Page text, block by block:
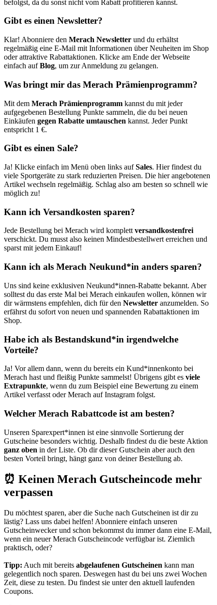
befolgst, da du sonst nicht vom Rabatt profitieren kannst.
Gibt es einen Newsletter?
Klar! Abonniere den Merach Newsletter und du erhältst
regelmäßig eine E-Mail mit Informationen über Neuheiten im Shop
oder attraktive Rabattaktionen. Klicke am Ende der Webseite
einfach aufBlog, um zur Anmeldung zu gelangen.
Was bringt mir das Merach Prämienprogramm?
Mit dem Merach Prämienprogramm kannst du mit jeder
aufgegebenen Bestellung Punkte sammeln, die du bei neuen
Einkäufen gegen Rabatte umtauschen kannst. Jeder Punkt
entspricht 1 €.
Gibt es einen Sale?
Ja! Klicke einfach im Menü oben links aufSales. Hier findest du
viele Sportgeräte zu stark reduzierten Preisen. Die hier angebotenen
Artikel wechseln regelmäßig. Schlag also am besten so schnell wie
möglich zu!
Kann ich Versandkosten sparen?
Jede Bestellung bei Merach wird komplett versandkostenfrei
verschickt. Du musst also keinen Mindestbestellwert erreichen und
sparst mit jedem Einkauf!
Kann ich als Merach Neukund*in anders sparen?
Uns sind keine exklusiven Neukund*innen-Rabatte bekannt. Aber
solltest du das erste Mal bei Merach einkaufen wollen, können wir
dir wärmstens empfehlen, dich für den Newsletter anzumelden. So
erfährst du sofort von neuen und spannenden Rabattaktionen im
Shop.
Habe ich als Bestandskund*in irgendwelche
Vorteile?
Ja! Vor allem dann, wenn du bereits ein Kund*innenkonto bei
Merach hast und fleißig Punkte sammelst! Übrigens gibt es viele
Extrapunkte, wenn du zum Beispiel eine Bewertung zu einem
Artikel verfasst oder Merach auf Instagram folgst.
Welcher Merach Rabattcode ist am besten?
Unseren Sparexpert*innen ist eine sinnvolle Sortierung der
Gutscheine besonders wichtig. Deshalb findest du die beste Aktion
ganz oben in der Liste. Ob dir dieser Gutschein aber auch den
besten Vorteil bringt, hängt ganz von deiner Bestellung ab.
⏰ Keinen Merach Gutscheincode mehr
verpassen
Du möchtest sparen, aber die Suche nach Gutscheinen ist dir zu
lästig? Lass uns dabei helfen! Abonniere einfach unseren
Gutscheinweckerund schon bekommst du immer dann eine E-Mail,
wenn ein neuer Merach Gutscheincode verfügbar ist. Ziemlich
praktisch, oder?
Tipp: Auch mit bereits abgelaufenen Gutscheinen kann man
gelegentlich noch sparen. Deswegen hast du bei uns zwei Wochen
Zeit, diese zu testen. Du findest sie unter den aktuell laufenden
Coupons.